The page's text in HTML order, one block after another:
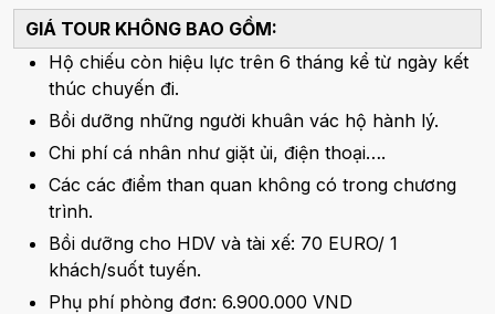
GIÁ TOUR KHÔNG BAO GỒM:
Hộ chiếu còn hiệu lực trên 6 tháng kể từ ngày kết
thúc chuyến đi.
Bồi dưỡng những người khuân vác hộ hành lý.
Chi phí cá nhân như giặt ủi, điện thoại….
Các các điểm than quan không có trong chương
trình.
Bồi dưỡng cho HDV và tài xế: 70 EURO/ 1
khách/suốt tuyến.
Phụ phí phòng đơn: 6.900.000 VND